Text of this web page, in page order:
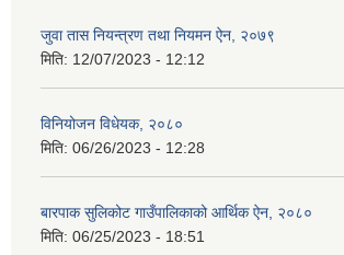
जुवा तास नियन्त्रण तथा नियमन ऐन, २०७९
मिति: 12/07/2023 - 12:12
विनियोजन विधेयक, २०८०
मिति: 06/26/2023 - 12:28
बारपाक सुलिकोट गाउँपालिकाको आर्थिक ऐन, २०८०
मिति: 06/25/2023 - 18:51